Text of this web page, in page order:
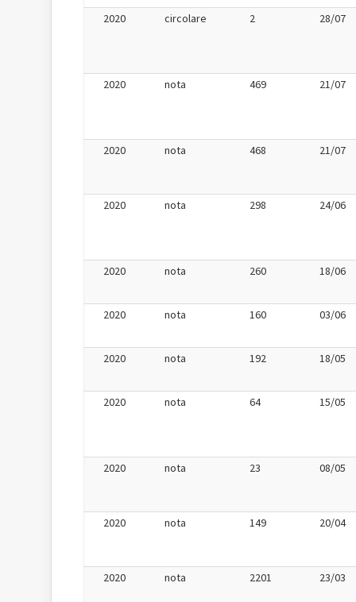
2020 circolare 2 28/07
2020 nota 469 21/07
2020 nota 468 21/07
2020 nota 298 24/06
2020 nota 260 18/06
2020 nota 160 03/06
2020 nota 192 18/05
2020 nota 64 15/05
2020 nota 23 08/05
2020 nota 149 20/04
2020 nota 2201 23/03